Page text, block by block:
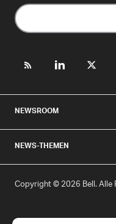
NEWSROOM
NEWS-THEMEN
Copyright © 2026 Bell. Alle